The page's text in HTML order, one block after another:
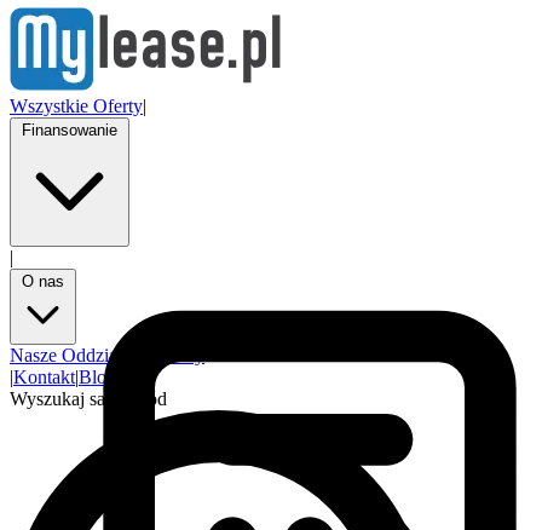
Wszystkie Oferty|
|
Nasze Oddziały
|Kontakt|Blog
Wyszukaj samochód